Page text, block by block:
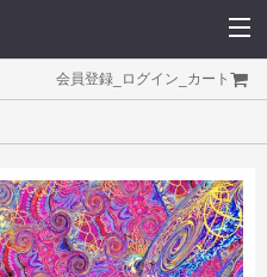
会員登録 ログイン カート